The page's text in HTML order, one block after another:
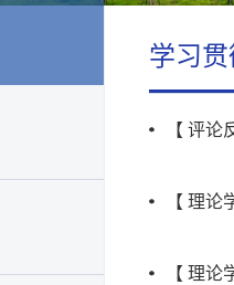
学习
【 评
【 理
【 理